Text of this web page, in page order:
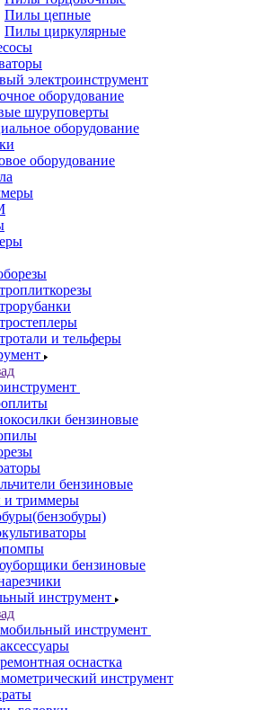
Пилы цепные
Пилы циркулярные
электроинструмент
оборудование
шуруповерты
оборудование
оборудование
и тельферы
бензиновые
бензиновые
и триммеры
бензиновые
инструмент
инструмент
оснастка
инструмент